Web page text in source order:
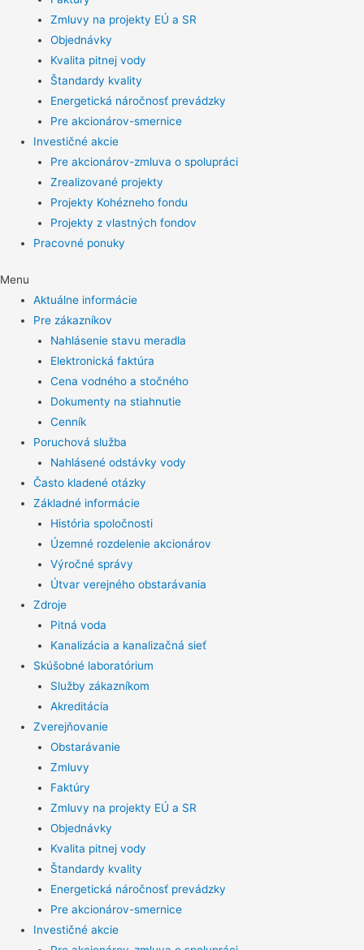
Zmluvy na projekty EÚ a SR
Objednávky
Kvalita pitnej vody
Štandardy kvality
Energetická náročnosť prevádzky
Pre akcionárov-smernice
Investičné akcie
Pre akcionárov-zmluva o spolupráci
Zrealizované projekty
Projekty Kohézneho fondu
Projekty z vlastných fondov
Pracovné ponuky
Menu
Aktuálne informácie
Pre zákazníkov
Nahlásenie stavu meradla
Elektronická faktúra
Cena vodného a stočného
Dokumenty na stiahnutie
Cenník
Poruchová služba
Nahlásené odstávky vody
Často kladené otázky
Základné informácie
História spoločnosti
Územné rozdelenie akcionárov
Výročné správy
Útvar verejného obstarávania
Zdroje
Pitná voda
Kanalizácia a kanalizačná sieť
Skúšobné laboratórium
Služby zákazníkom
Akreditácia
Zverejňovanie
Obstarávanie
Zmluvy
Faktúry
Zmluvy na projekty EÚ a SR
Objednávky
Kvalita pitnej vody
Štandardy kvality
Energetická náročnosť prevádzky
Pre akcionárov-smernice
Investičné akcie